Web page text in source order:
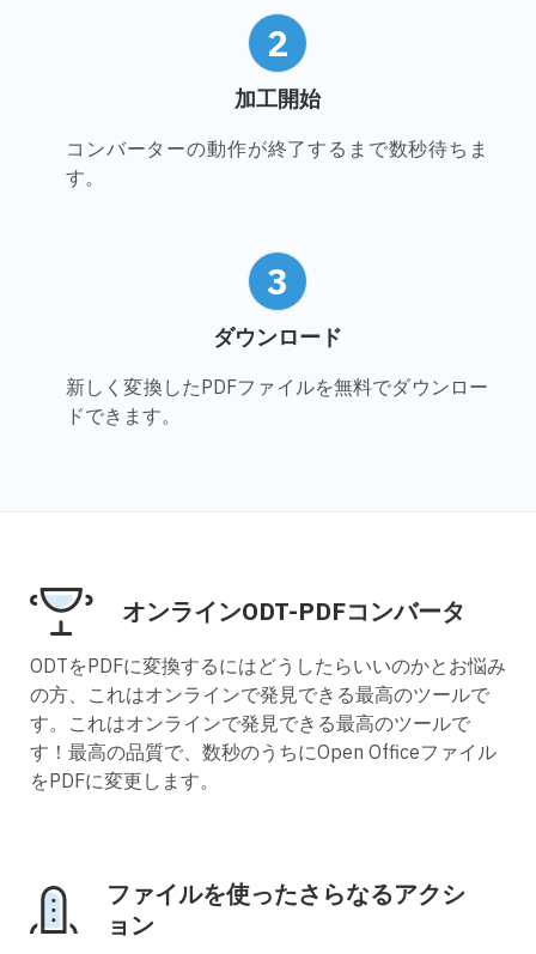
2
加工開始
コンバーターの動作が終了するまで数秒待ちま
す。
3
ダウンロード
新しく変換したPDFファイルを無料でダウンロー
ドできます。
オンラインODT-PDFコンバータ
ODTをPDFに変換するにはどうしたらいいのかとお悩み
の方、これはオンラインで発見できる最高のツールで
す。これはオンラインで発見できる最高のツールで
す！最高の品質で、数秒のうちにOpen Officeファイル
をPDFに変更します。
ファイルを使ったさらなるアクシ
ョン